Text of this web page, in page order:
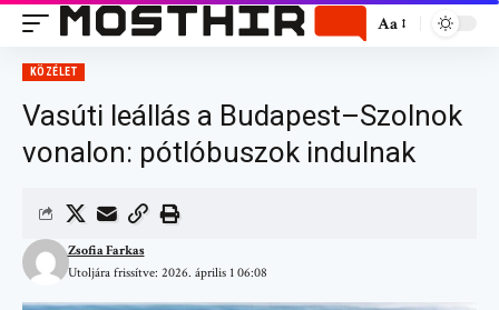
Aa
KÖZÉLET
Vasúti leállás a Budapest–Szolnok
vonalon: pótlóbuszok indulnak
Utoljára frissítve: 2026. április 1 06:08
Zsofia Farkas